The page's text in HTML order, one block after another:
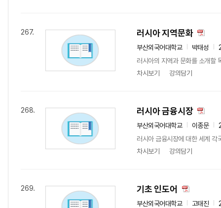
267. 러시아 지역문화
부산외국어대학교 박태성
러시아의 지역과 문화를 소개할
차시보기
강의담기
268. 러시아 금융시장
부산외국어대학교 이종문
러시아 금융시장에 대한 세계
차시보기
강의담기
269. 기초 인도어
부산외국어대학교 고태진